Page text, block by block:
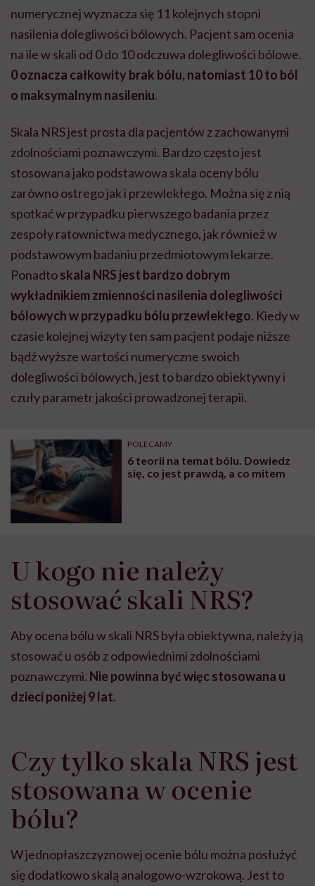
numerycznej wyznacza się 11 kolejnych stopni
nasilenia dolegliwości bólowych. Pacjent sam ocenia
na ile w skali od 0 do 10 odczuwa dolegliwości bólowe.
0oznacza całkowity brak bólu, natomiast 10 to ból
o maksymalnym nasileniu.
Skala NRS jest prosta dla pacjentów z zachowanymi
zdolnościami poznawczymi. Bardzo często jest
stosowana jako podstawowa skala oceny bólu
zarówno ostrego jak i przewlekłego. Można się z nią
spotkać w przypadku pierwszego badania przez
zespoły ratownictwa medycznego, jak również w
podstawowym badaniu przedmiotowym lekarze.
Ponadtoskala NRS jest bardzo dobrym
wykładnikiem zmienności nasilenia dolegliwości
bólowych w przypadku bólu przewlekłego. Kiedy w
czasie kolejnej wizyty ten sam pacjent podaje niższe
bądź wyższe wartości numeryczne swoich
dolegliwości bólowych, jest to bardzo obiektywny i
czuły parametr jakości prowadzonej terapii.
POLECAMY
6 teorii na temat bólu. Dowiedz
się, co jest prawdą, a co mitem
U kogo nie należy
stosować skali NRS?
Aby ocena bólu w skali NRS była obiektywna, należy ją
stosować u osób z odpowiednimi zdolnościami
poznawczymi. Nie powinna być więc stosowana u
dzieci poniżej 9 lat.
Czy tylko skala NRS jest
stosowana w ocenie
bólu?
W jednopłaszczyznowej ocenie bólu można posłużyć
się dodatkowo skalą analogowo-wzrokową. Jest to